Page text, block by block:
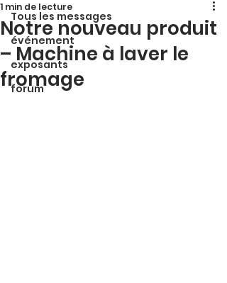
Tous les messages
événement
exposants
forum
Notre nouveau produit
– Machine à laver le
fromage
1 min de lecture